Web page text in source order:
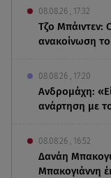
08.08.26 , 17:32
Τζο Μπάιντεν:
ανακοίνωση
08.08.26 , 17:20
Ανδρομάχη:
ανάρτηση με
08.08.26 , 16:52
Δανάη
Μπακογιάννη